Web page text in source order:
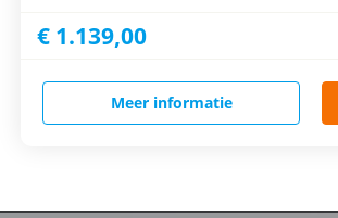
€ 1.139,00
Meer informatie